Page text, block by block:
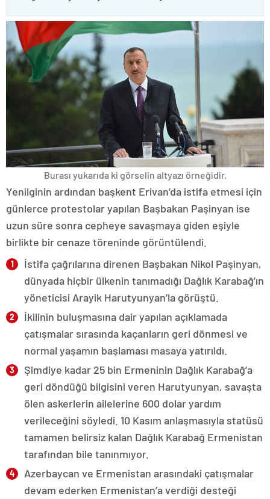
Burası yukarıda ki görselin altyazı örneğidir.
Yenilginin ardından başkent Erivan’da istifa etmesi için
günlerce protestolar yapılan Başbakan Paşinyan ise
uzun süre sonra cepheye savaşmaya giden eşiyle
birlikte bir cenaze töreninde görüntülendi.
İstifa çağrılarına direnen Başbakan Nikol Paşinyan,
dünyada hiçbir ülkenin tanımadığı Dağlık Karabağ’ın
yöneticisi Arayik Harutyunyan’la görüştü.
İkilinin buluşmasına dair yapılan açıklamada
çatışmalar sırasında kaçanların geri dönmesi ve
normal yaşamın başlaması masaya yatırıldı.
Şimdiye kadar 25 bin Ermeninin Dağlık Karabağ’a
geri döndüğü bilgisini veren Harutyunyan, savaşta
ölen askerlerin ailelerine 600 dolar yardım
verileceğini söyledi. 10 Kasım anlaşmasıyla statüsü
tamamen belirsiz kalan Dağlık Karabağ Ermenistan
tarafından bile tanınmıyor.
Azerbaycan ve Ermenistan arasındaki çatışmalar
devam ederken Ermenistan’a verdiği desteği